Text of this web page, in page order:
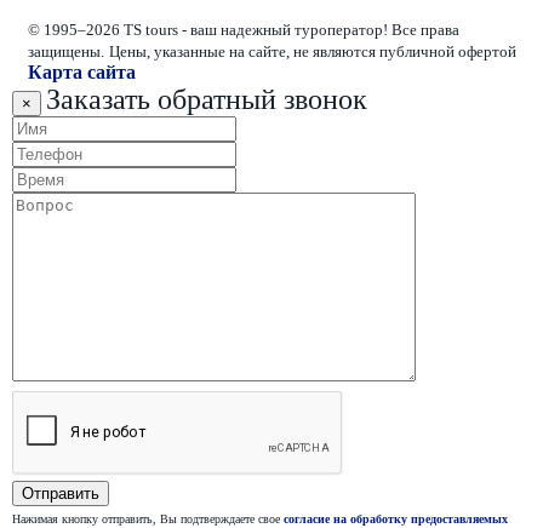
© 1995–2026 TS tours - ваш надежный туроператор! Все права
защищены. Цены, указанные на сайте, не являются публичной офертой
Карта сайта
× Заказать обратный звонок
Нажимая кнопку отправить, Вы подтверждаете свое согласие на обработку предоставляемых